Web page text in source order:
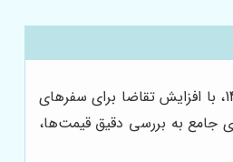
مینی بوس دربستی در تهران، پایتخت پرهیاهوی ایران، به عنوان یک راهکار ایده‌آل برای جابجایی‌های گروهی و سفرهای دسته‌جمعی شناخته می‌شود. در سال 1403، با افزایش تقاضا برای سفرهای
جامع به بررسی دقیق قیمت‌ها،